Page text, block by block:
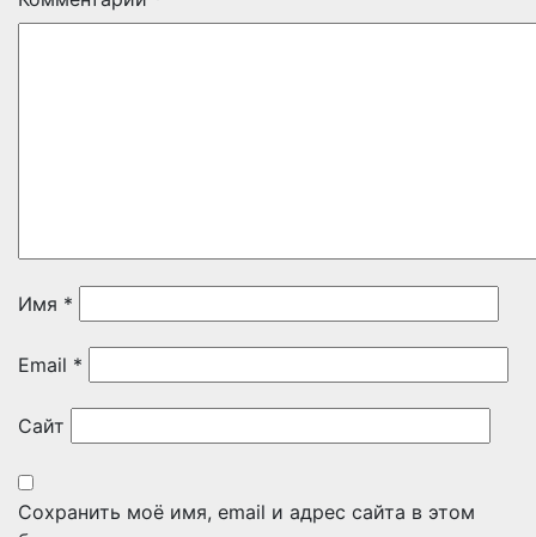
Имя *
Email *
Сайт
Сохранить моё имя, email и адрес сайта в этом